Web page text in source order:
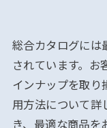
総合カタログには
されています。お
インナップを取り
用方法について詳
き、最適な商品を